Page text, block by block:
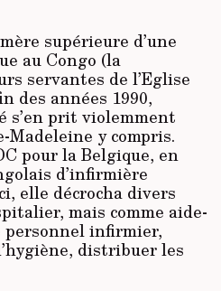
supérieure d’une
au Congo (la
servantes de l’Eglise
des années 1990,
s’en prit violemment
Madeleine y compris.
pour la Belgique, en
d’infirmière
elle décrocha divers
mais comme aide-
infirmier,
distribuer les